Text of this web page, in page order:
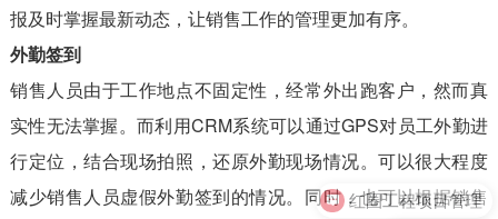
报及时掌握最新动态，让销售工作的管理更加有序。
外勤签到
销售人员由于工作地点不固定性，经常外出跑客户，然而真
实性无法掌握。而利用CRM系统可以通过GPS对员工外勤进
行定位，结合现场拍照，还原外勤现场情况。可以很大程度
减少销售人员虚假外勤签到的情况。同时，也可以根据销售